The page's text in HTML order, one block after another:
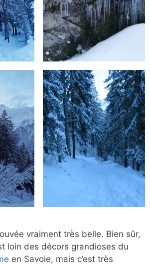
vraiment très belle. Bien sûr,
loin des décors grandioses du
en Savoie, mais c’est très